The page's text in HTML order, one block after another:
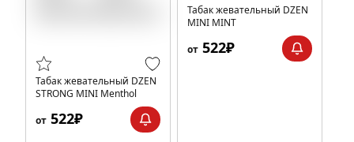
Табак жевательный DZEN
STRONG MINI Menthol
от 522₽
Табак жевательный DZEN
MINI MINT
от 522₽